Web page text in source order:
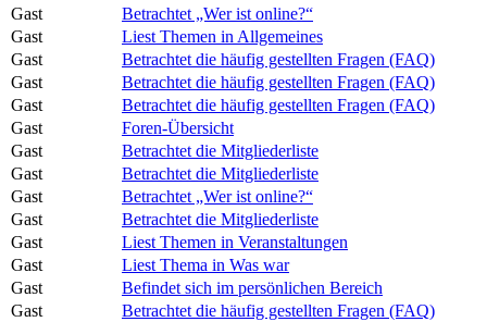
Gast
Betrachtet „Wer ist online?“
Gast
Liest Themen in Allgemeines
Gast
Betrachtet die häufig gestellten Fragen (FAQ)
Gast
Betrachtet die häufig gestellten Fragen (FAQ)
Gast
Betrachtet die häufig gestellten Fragen (FAQ)
Gast
Foren-Übersicht
Gast
Betrachtet die Mitgliederliste
Gast
Betrachtet die Mitgliederliste
Gast
Betrachtet „Wer ist online?“
Gast
Betrachtet die Mitgliederliste
Gast
Liest Themen in Veranstaltungen
Gast
Liest Thema in Was war
Gast
Befindet sich im persönlichen Bereich
Gast
Betrachtet die häufig gestellten Fragen (FAQ)